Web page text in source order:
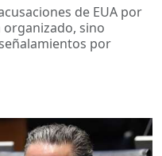
de EUA por
sino
por